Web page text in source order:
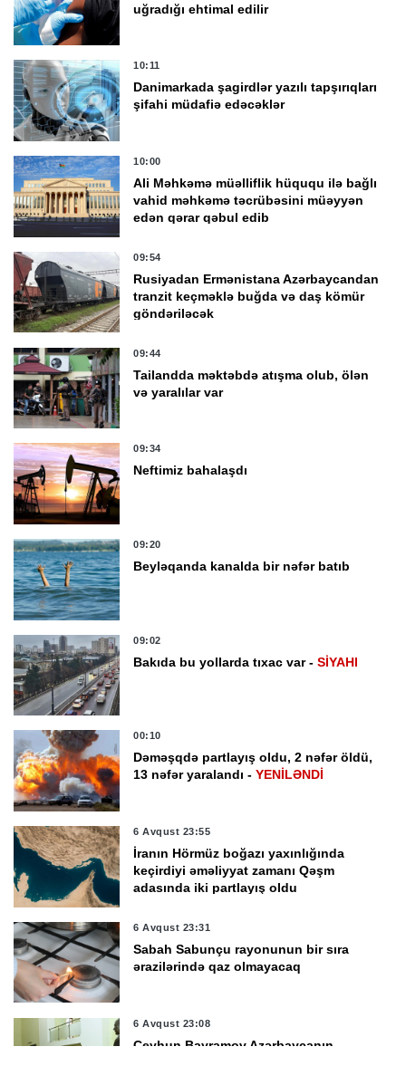
uğradığı ehtimal edilir
10:11
Danimarkada şagirdlər yazılı tapşırıqları
şifahi müdafiə edəcəklər
10:00
Ali Məhkəmə müəlliflik hüququ ilə bağlı
vahid məhkəmə təcrübəsini müəyyən
edən qərar qəbul edib
09:54
Rusiyadan Ermənistana Azərbaycandan
tranzit keçməklə buğda və daş kömür
göndəriləcək
09:44
Tailandda məktəbdə atışma olub, ölən
və yaralılar var
09:34
Neftimiz bahalaşdı
09:20
Beyləqanda kanalda bir nəfər batıb
09:02
Bakıda bu yollarda tıxac var -SİYAHI
00:10
Dəməşqdə partlayış oldu, 2 nəfər öldü,
13 nəfər yaralandı -YENİLƏNDİ
6 Avqust 23:55
İranın Hörmüz boğazı yaxınlığında
keçirdiyi əməliyyat zamanı Qəşm
adasında iki partlayış oldu
6 Avqust 23:31
Sabah Sabunçu rayonunun bir sıra
ərazilərində qaz olmayacaq
6 Avqust 23:08
Ceyhun Bayramov Azərbaycanın